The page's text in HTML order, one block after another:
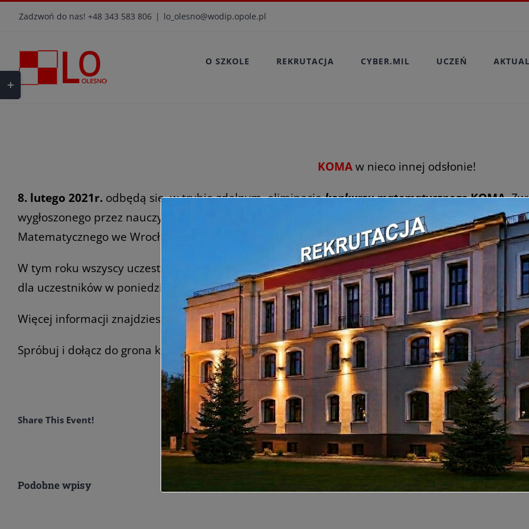
Zadzwoń do nas! +48 343 583 806 | lo_olesno@wodip.opole.pl
O SZKOLE REKRUTACJA CYBER.MIL UCZEŃ
KOMA w nieco innej odsłonie!
8. lutego 2021r. odbędą się, w trybie zdalnym, eliminacjekonkursu matematycznegoKOMA.
wygłoszonego przez nauczyciela, a następnie rozwiązaniu testu. Program wykładu
Matematycznego we Wrocławiu. Do rozwiązania testu wystarczała wiedza zdobyta na tym
W tym roku wszyscy uczestnicy konkursu obejrzą film z wykładem. Podstawą kwalifikacji do
dla uczestników w poniedziałek 8. lutego 2021r. od godz. 16.00 do 17.00.
Więcej informacji znajdziesz na stronie konkursu KOMA . Zgłoszenia udziału w zawodach
Spróbuj i dołącz do grona kilkulaureatówtego konkursu z naszej szkoły. Ostatnim był trzy lata
Share This Event!
Podobne wpisy
Toggle
Sliding